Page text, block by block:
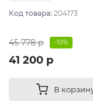
Код товара: 204173
45 778 р -10%
41 200 р
В